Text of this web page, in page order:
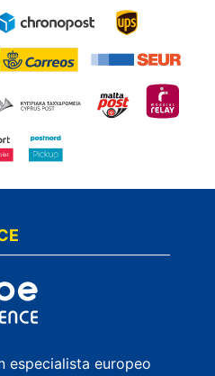
especialista europeo